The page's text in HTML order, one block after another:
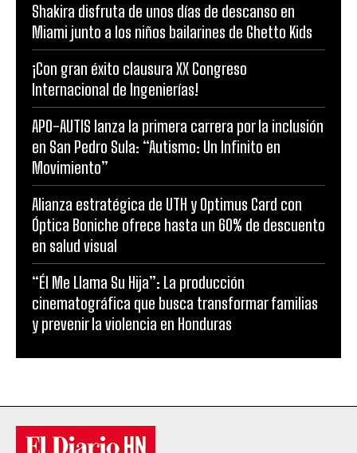
Shakira disfruta de unos días de descanso en
Miami junto a los niños bailarines de Ghetto Kids
¡Con gran éxito clausura XX Congreso
Internacional de Ingenierías!
APO-AUTIS lanza la primera carrera por la inclusión
en San Pedro Sula: “Autismo: Un Infinito en
Movimiento”
Alianza estratégica de UTH y Optimus Card con
Óptica Boniche ofrece hasta un 60% de descuento
en salud visual
“Él Me Llama Su Hija”: La producción
cinematográfica que busca transformar familias
y prevenir la violencia en Honduras